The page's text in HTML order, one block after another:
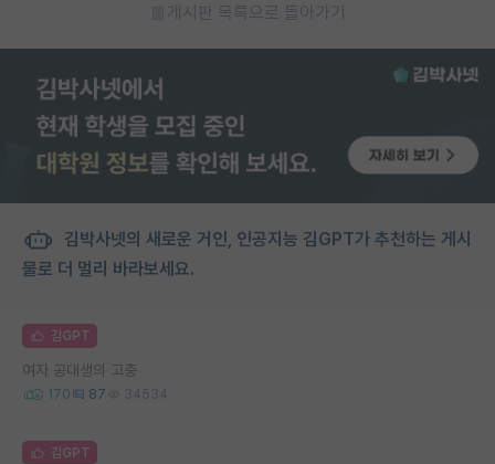
게시판 목록으로 돌아가기
김박사넷의 새로운 거인, 인공지능 김GPT가 추천하는 게시
물로 더 멀리 바라보세요.
김GPT
여자 공대생의 고충
170 87 34534
김GPT